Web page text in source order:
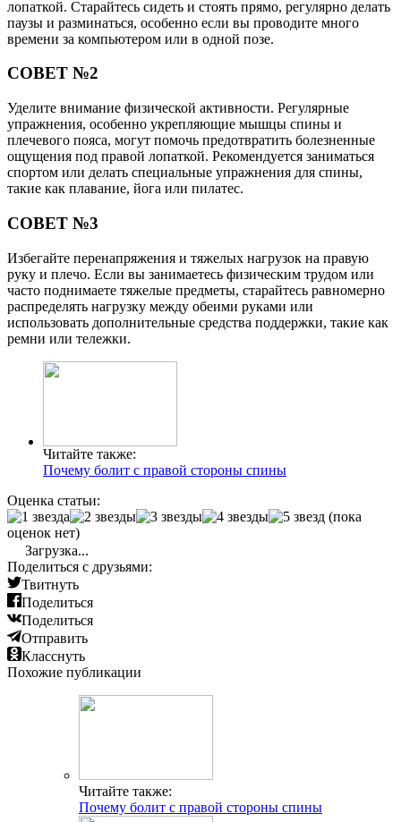
лопаткой. Старайтесь сидеть и стоять прямо, регулярно делать
паузы и разминаться, особенно если вы проводите много
времени за компьютером или в одной позе.
СОВЕТ №2
Уделите внимание физической активности. Регулярные
упражнения, особенно укрепляющие мышцы спины и
плечевого пояса, могут помочь предотвратить болезненные
ощущения под правой лопаткой. Рекомендуется заниматься
спортом или делать специальные упражнения для спины,
такие как плавание, йога или пилатес.
СОВЕТ №3
Избегайте перенапряжения и тяжелых нагрузок на правую
руку и плечо. Если вы занимаетесь физическим трудом или
часто поднимаете тяжелые предметы, старайтесь равномерно
распределять нагрузку между обеими руками или
использовать дополнительные средства поддержки, такие как
ремни или тележки.
Читайте также:
Почему болит с правой стороны спины
Оценка статьи:
(пока
оценок нет)
Загрузка...
Поделиться с друзьями:
Твитнуть
Поделиться
Поделиться
Отправить
Класснуть
Похожие публикации
Читайте также:
Почему болит с правой стороны спины